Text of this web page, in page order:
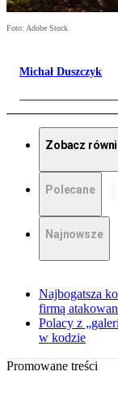
Foto: Adobe Stock
Michał Duszczyk
Zobacz
Polecane
Najnowsze
Najbogatsza
firmą
Polacy z
w kodzie
Promowane treści